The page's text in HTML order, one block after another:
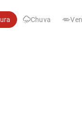
Chuva